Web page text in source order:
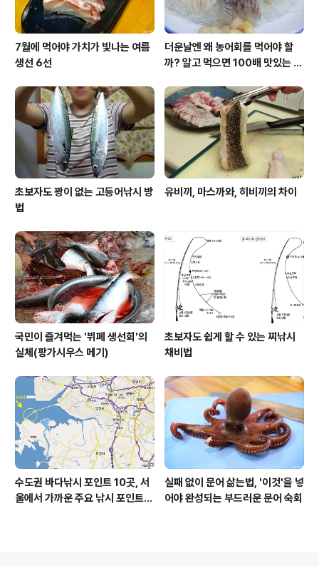
7월에 먹어야 가치가 빛나는 여름
생선 6선
더운날엔 왜 농어회를 먹어야 할
까? 알고 먹으면 100배 맛있는 농
초보자도 꽝이 없는 고등어낚시 방
법
유비끼, 마스까와, 히비끼의 차이
국민이 즐겨먹는 '뷔페 생선회'의
실체(팡가시우스 메기)
초보자도 쉽게 할 수 있는 찌낚시
채비법
수도권 바다낚시 포인트 10곳, 서
울에서 가까운 주요 낚시 포인트
실패 없이 문어 삶는법, '이것'을 넣
어야 완성되는 부드러운 문어 숙회